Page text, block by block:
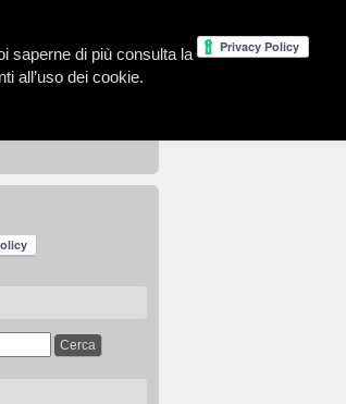
saperne di più consulta la
all’uso dei cookie.